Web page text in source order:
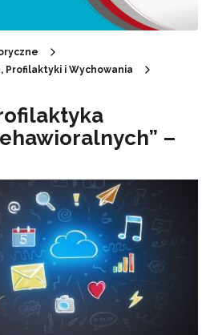
Profilaktyki i Wychowania
–